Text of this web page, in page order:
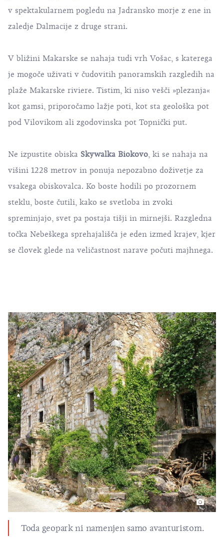
v spektakularnem pogledu na Jadransko morje z ene in
zaledje Dalmacije z druge strani.
V bližini Makarske se nahaja tudi vrh Vošac, s katerega
je mogoče uživati v čudovitih panoramskih razgledih na
plaže Makarske riviere. Tistim, ki niso vešči »plezanja«
kot gamsi, priporočamo lažje poti, kot sta geološka pot
pod Vilovikom ali zgodovinska pot Topnički put.
Ne izpustite obiska Skywalka Biokovo, ki se nahaja na
višini 1228 metrov in ponuja nepozabno doživetje za
vsakega obiskovalca. Ko boste hodili po prozornem
steklu, boste čutili, kako se svetloba in zvoki
spreminjajo, svet pa postaja tišji in mirnejši. Razgledna
točka Nebeškega sprehajališča je eden izmed krajev, kjer
se človek glede na veličastnost narave počuti majhnega.
Toda geopark ni namenjen samo avanturistom.